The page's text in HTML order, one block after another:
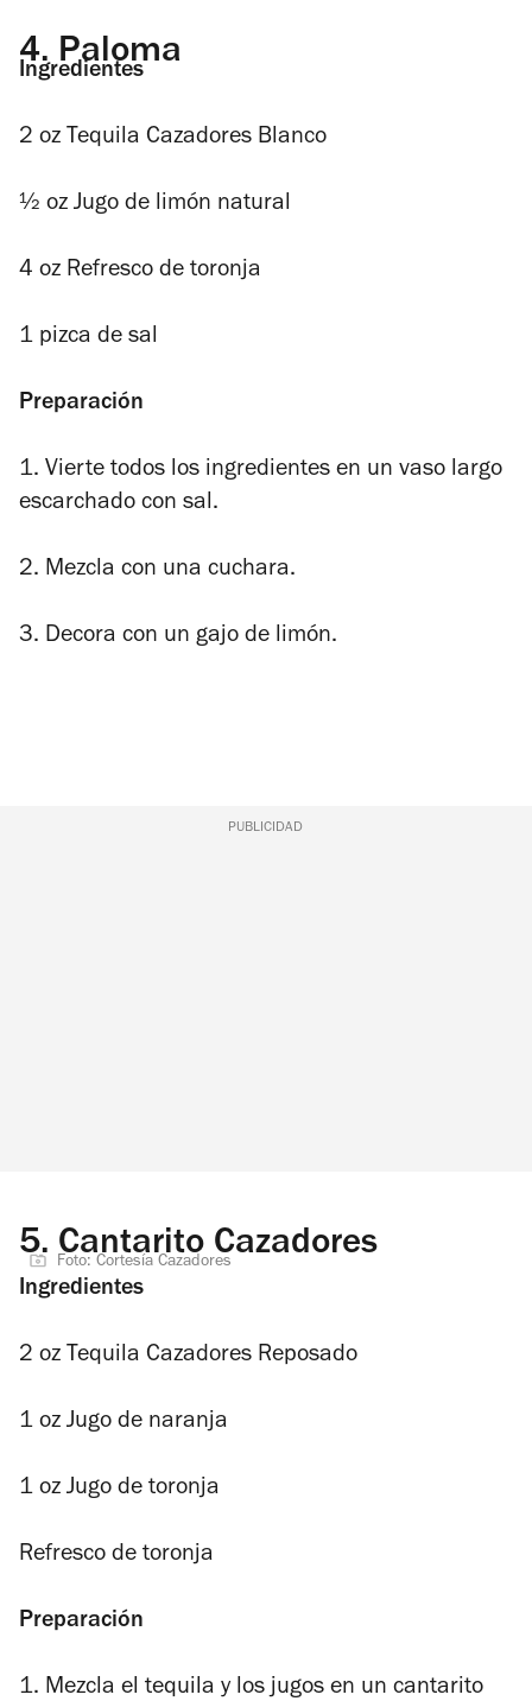
4.Paloma
Ingredientes
2 oz Tequila Cazadores Blanco
½ oz Jugo de limón natural
4 oz Refresco de toronja
1 pizca de sal
Preparación
1. Vierte todos los ingredientes en un vaso largo
escarchado con sal.
2. Mezcla con una cuchara.
3. Decora con un gajo de limón.
PUBLICIDAD
5. Cantarito Cazadores
Foto: Cortesía Cazadores
Ingredientes
2 oz Tequila Cazadores Reposado
1 oz Jugo de naranja
1 oz Jugo de toronja
Refresco de toronja
Preparación
1. Mezcla el tequila y los jugos en un cantarito